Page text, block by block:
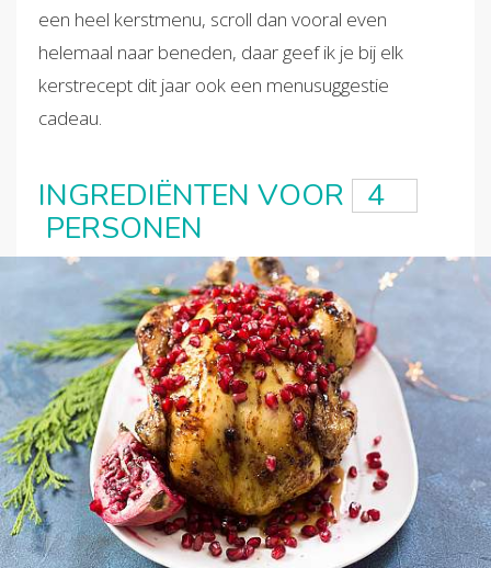
een heel kerstmenu, scroll dan vooral even
helemaal naar beneden, daar geef ik je bij elk
kerstrecept dit jaar ook een menusuggestie
cadeau.
INGREDIËNTEN VOOR
PERSONEN